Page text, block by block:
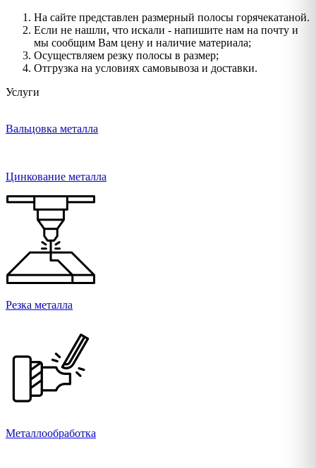
На сайте представлен размерный полосы горячекатаной.
Если не нашли, что искали - напишите нам на почту и
мы сообщим Вам цену и наличие материала;
Осуществляем резку полосы в размер;
Отгрузка на условиях самовывоза и доставки.
Услуги
Вальцовка металла
Цинкование металла
Резка металла
Металлообработка